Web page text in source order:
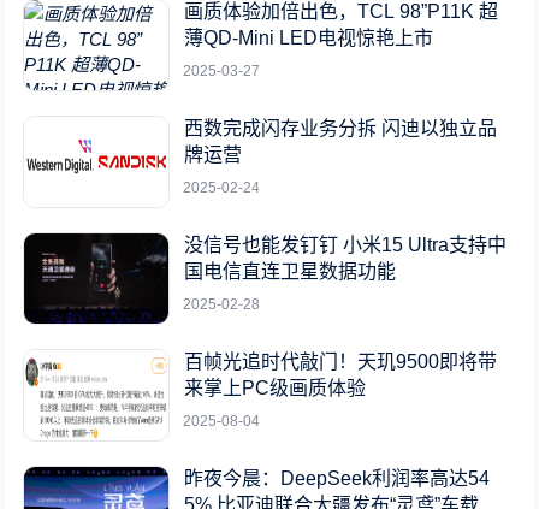
画质体验加倍出色，TCL 98”P11K 超
薄QD-Mini LED电视惊艳上市
2025-03-27
西数完成闪存业务分拆 闪迪以独立品
牌运营
2025-02-24
没信号也能发钉钉 小米15 Ultra支持中
国电信直连卫星数据功能
2025-02-28
百帧光追时代敲门！天玑9500即将带
来掌上PC级画质体验
2025-08-04
昨夜今晨：DeepSeek利润率高达54